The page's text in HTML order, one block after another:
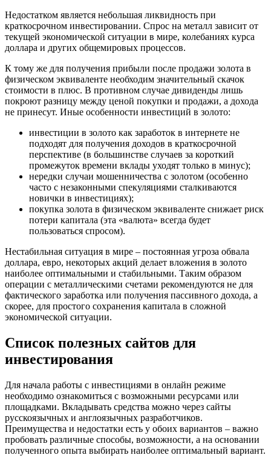
Недостатком является небольшая ликвидность при
краткосрочном инвестировании. Спрос на металл зависит от
текущей экономической ситуации в мире, колебаниях курса
доллара и других общемировых процессов.
К тому же для получения прибыли после продажи золота в
физическом эквиваленте необходим значительный скачок
стоимости в плюс. В противном случае дивиденды лишь
покроют разницу между ценой покупки и продажи, а дохода
не принесут. Иные особенности инвестиций в золото:
инвестиции в золото как заработок в интернете не
подходят для получения доходов в краткосрочной
перспективе (в большинстве случаев за короткий
промежуток времени вклады уходят только в минус);
нередки случаи мошенничества с золотом (особенно
часто с незаконными спекуляциями сталкиваются
новички в инвестициях);
покупка золота в физическом эквиваленте снижает риск
потери капитала (эта «валюта» всегда будет
пользоваться спросом).
Нестабильная ситуация в мире – постоянная угроза обвала
доллара, евро, некоторых акций делает вложения в золото
наиболее оптимальными и стабильными. Таким образом
операции с металлическими счетами рекомендуются не для
фактического заработка или получения пассивного дохода, а
скорее, для простого сохранения капитала в сложной
экономической ситуации.
Список полезных сайтов для
инвестирования
Для начала работы с инвестициями в онлайн режиме
необходимо ознакомиться с возможными ресурсами или
площадками. Вкладывать средства можно через сайты
русскоязычных и англоязычных разработчиков.
Преимущества и недостатки есть у обоих вариантов – важно
пробовать различные способы, возможности, а на основании
полученного опыта выбирать наиболее оптимальный вариант.